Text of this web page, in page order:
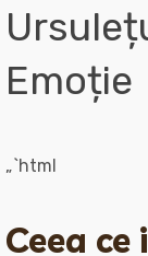
Emoție
„`html
Ceea